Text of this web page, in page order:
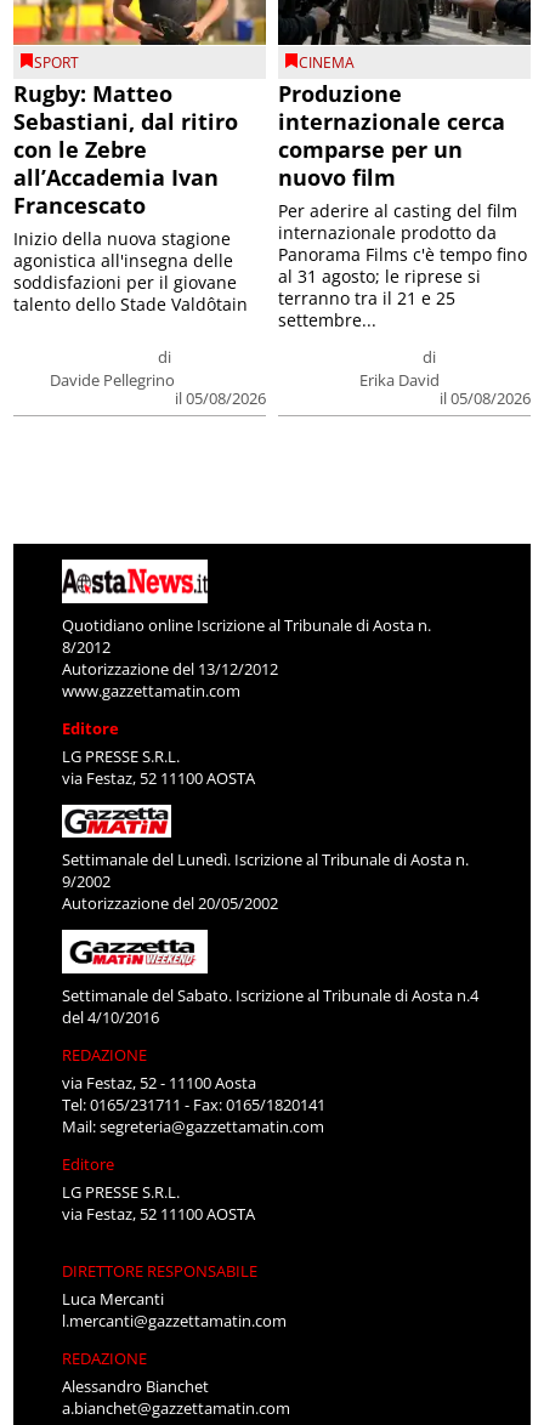
SPORT
Rugby: Matteo
Sebastiani, dal ritiro
con le Zebre
all’Accademia Ivan
Francescato
di
Davide Pellegrino
il 05/08/2026
Inizio della nuova stagione
agonistica all'insegna delle
soddisfazioni per il giovane
talento dello Stade Valdôtain
CINEMA
Produzione
internazionale cerca
comparse per un
nuovo film
di
Erika David
il 05/08/2026
Per aderire al casting del film
internazionale prodotto da
Panorama Films c'è tempo fino
al 31 agosto; le riprese si
terranno tra il 21 e 25
settembre...
Quotidiano online Iscrizione al Tribunale di Aosta n.
8/2012
Autorizzazione del 13/12/2012
www.gazzettamatin.com
Editore
LG PRESSE S.R.L.
via Festaz, 52 11100 AOSTA
Settimanale del Lunedì. Iscrizione al Tribunale di Aosta n.
9/2002
Autorizzazione del 20/05/2002
Settimanale del Sabato. Iscrizione al Tribunale di Aosta n.4
del 4/10/2016
REDAZIONE
via Festaz, 52 - 11100 Aosta
Tel: 0165/231711 - Fax: 0165/1820141
Mail:segreteria@gazzettamatin.com
Editore
LG PRESSE S.R.L.
via Festaz, 52 11100 AOSTA
DIRETTORE RESPONSABILE
Luca Mercanti
l.mercanti@gazzettamatin.com
REDAZIONE
Alessandro Bianchet
a.bianchet@gazzettamatin.com